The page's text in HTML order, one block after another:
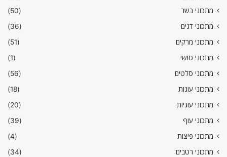
מתכוני בשר
(50)
מתכוני דגים
(36)
מתכוני מרקים
(51)
מתכוני סושי
(1)
מתכוני סלטים
(56)
מתכוני עוגות
(18)
מתכוני עוגיות
(20)
מתכוני עוף
(39)
מתכוני פיצות
(4)
מתכוני רטבים
(34)